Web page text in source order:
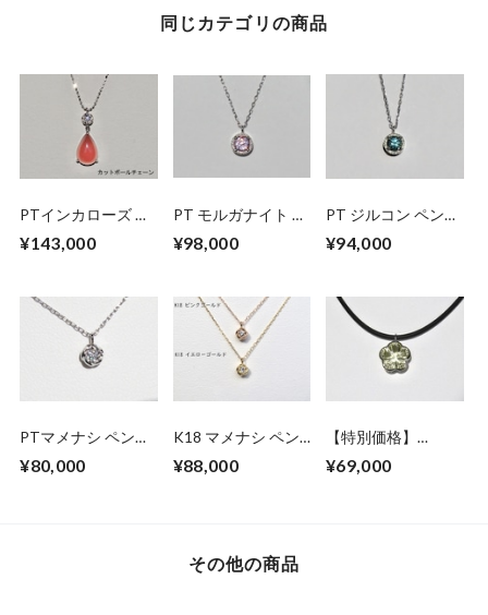
同じカテゴリの商品
PTインカローズ ダ
ントネックレス
¥143,000
PT モルガナイト ペ
¥98,000
PT ジルコン ペンダ
¥94,000
PTマメナシ ペンダ
¥80,000
K18 マメナシ ペン
¥88,000
【特別価格】
ット レモンクォー
¥69,000
その他の商品